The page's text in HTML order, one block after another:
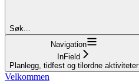
Søk...
Navigation
InField
Planlegg, tidfest og tilordne aktiviteter
Velkommen